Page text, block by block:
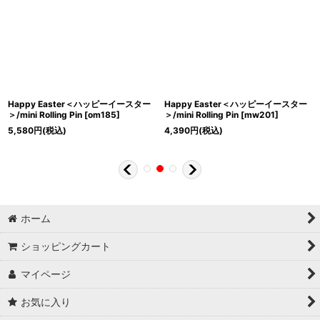
Happy Easter＜ハッピーイースター
＞/mini Rolling Pin [om185]
5,580円(税込)
Happy Easter＜ハッピーイースター
＞/mini Rolling Pin [mw201]
4,390円(税込)
ホーム
ショッピングカート
マイページ
お気に入り